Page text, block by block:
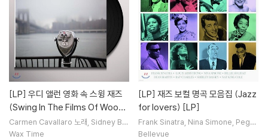
[LP]
(Swing In The Films Of Woody
Allen) [LP]
Carmen Cavallaro 노래 Sidney Be
chet Red Garland Trio
Wax Time
[LP]
for lovers) [LP]
Frank Sinatra Nina Simone Peggy
Lee Dean Martin
Bellevue